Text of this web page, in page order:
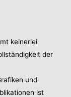
keinerlei
der
und
ist